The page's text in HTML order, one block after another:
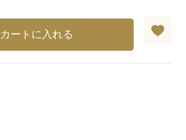
カートに入れる